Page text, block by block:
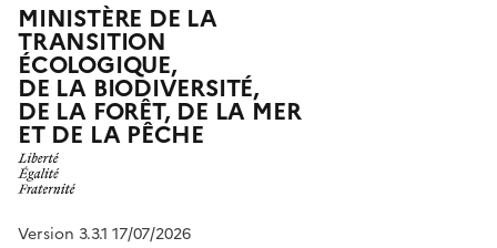
MINISTÈRE DE LA
TRANSITION
ÉCOLOGIQUE,
DE LA BIODIVERSITÉ,
DE LA FORÊT, DE LA MER
ET DE LA PÊCHE
Version 3.3.1 17/07/2026